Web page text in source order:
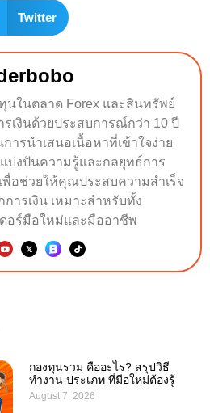
Twitter
นในตลาด Forex และสินทรัพย์
รเงินด้วยประสบการณ์กว่า 10 ปี
การนำเสนอเนื้อหาที่เข้าใจง่าย
บ่งปันความรู้และกลยุทธ์การ
พื่อช่วยให้คุณประสบความสำเร็จ
การเงิน เหมาะสำหรับทั้ง
ดอร์มือใหม่และมืออาชีพ
กองทุนรวม คืออะไร? สรุปวิธี
ทำงาน ประเภท ที่มือใหม่ต้องรู้
August 7, 2026